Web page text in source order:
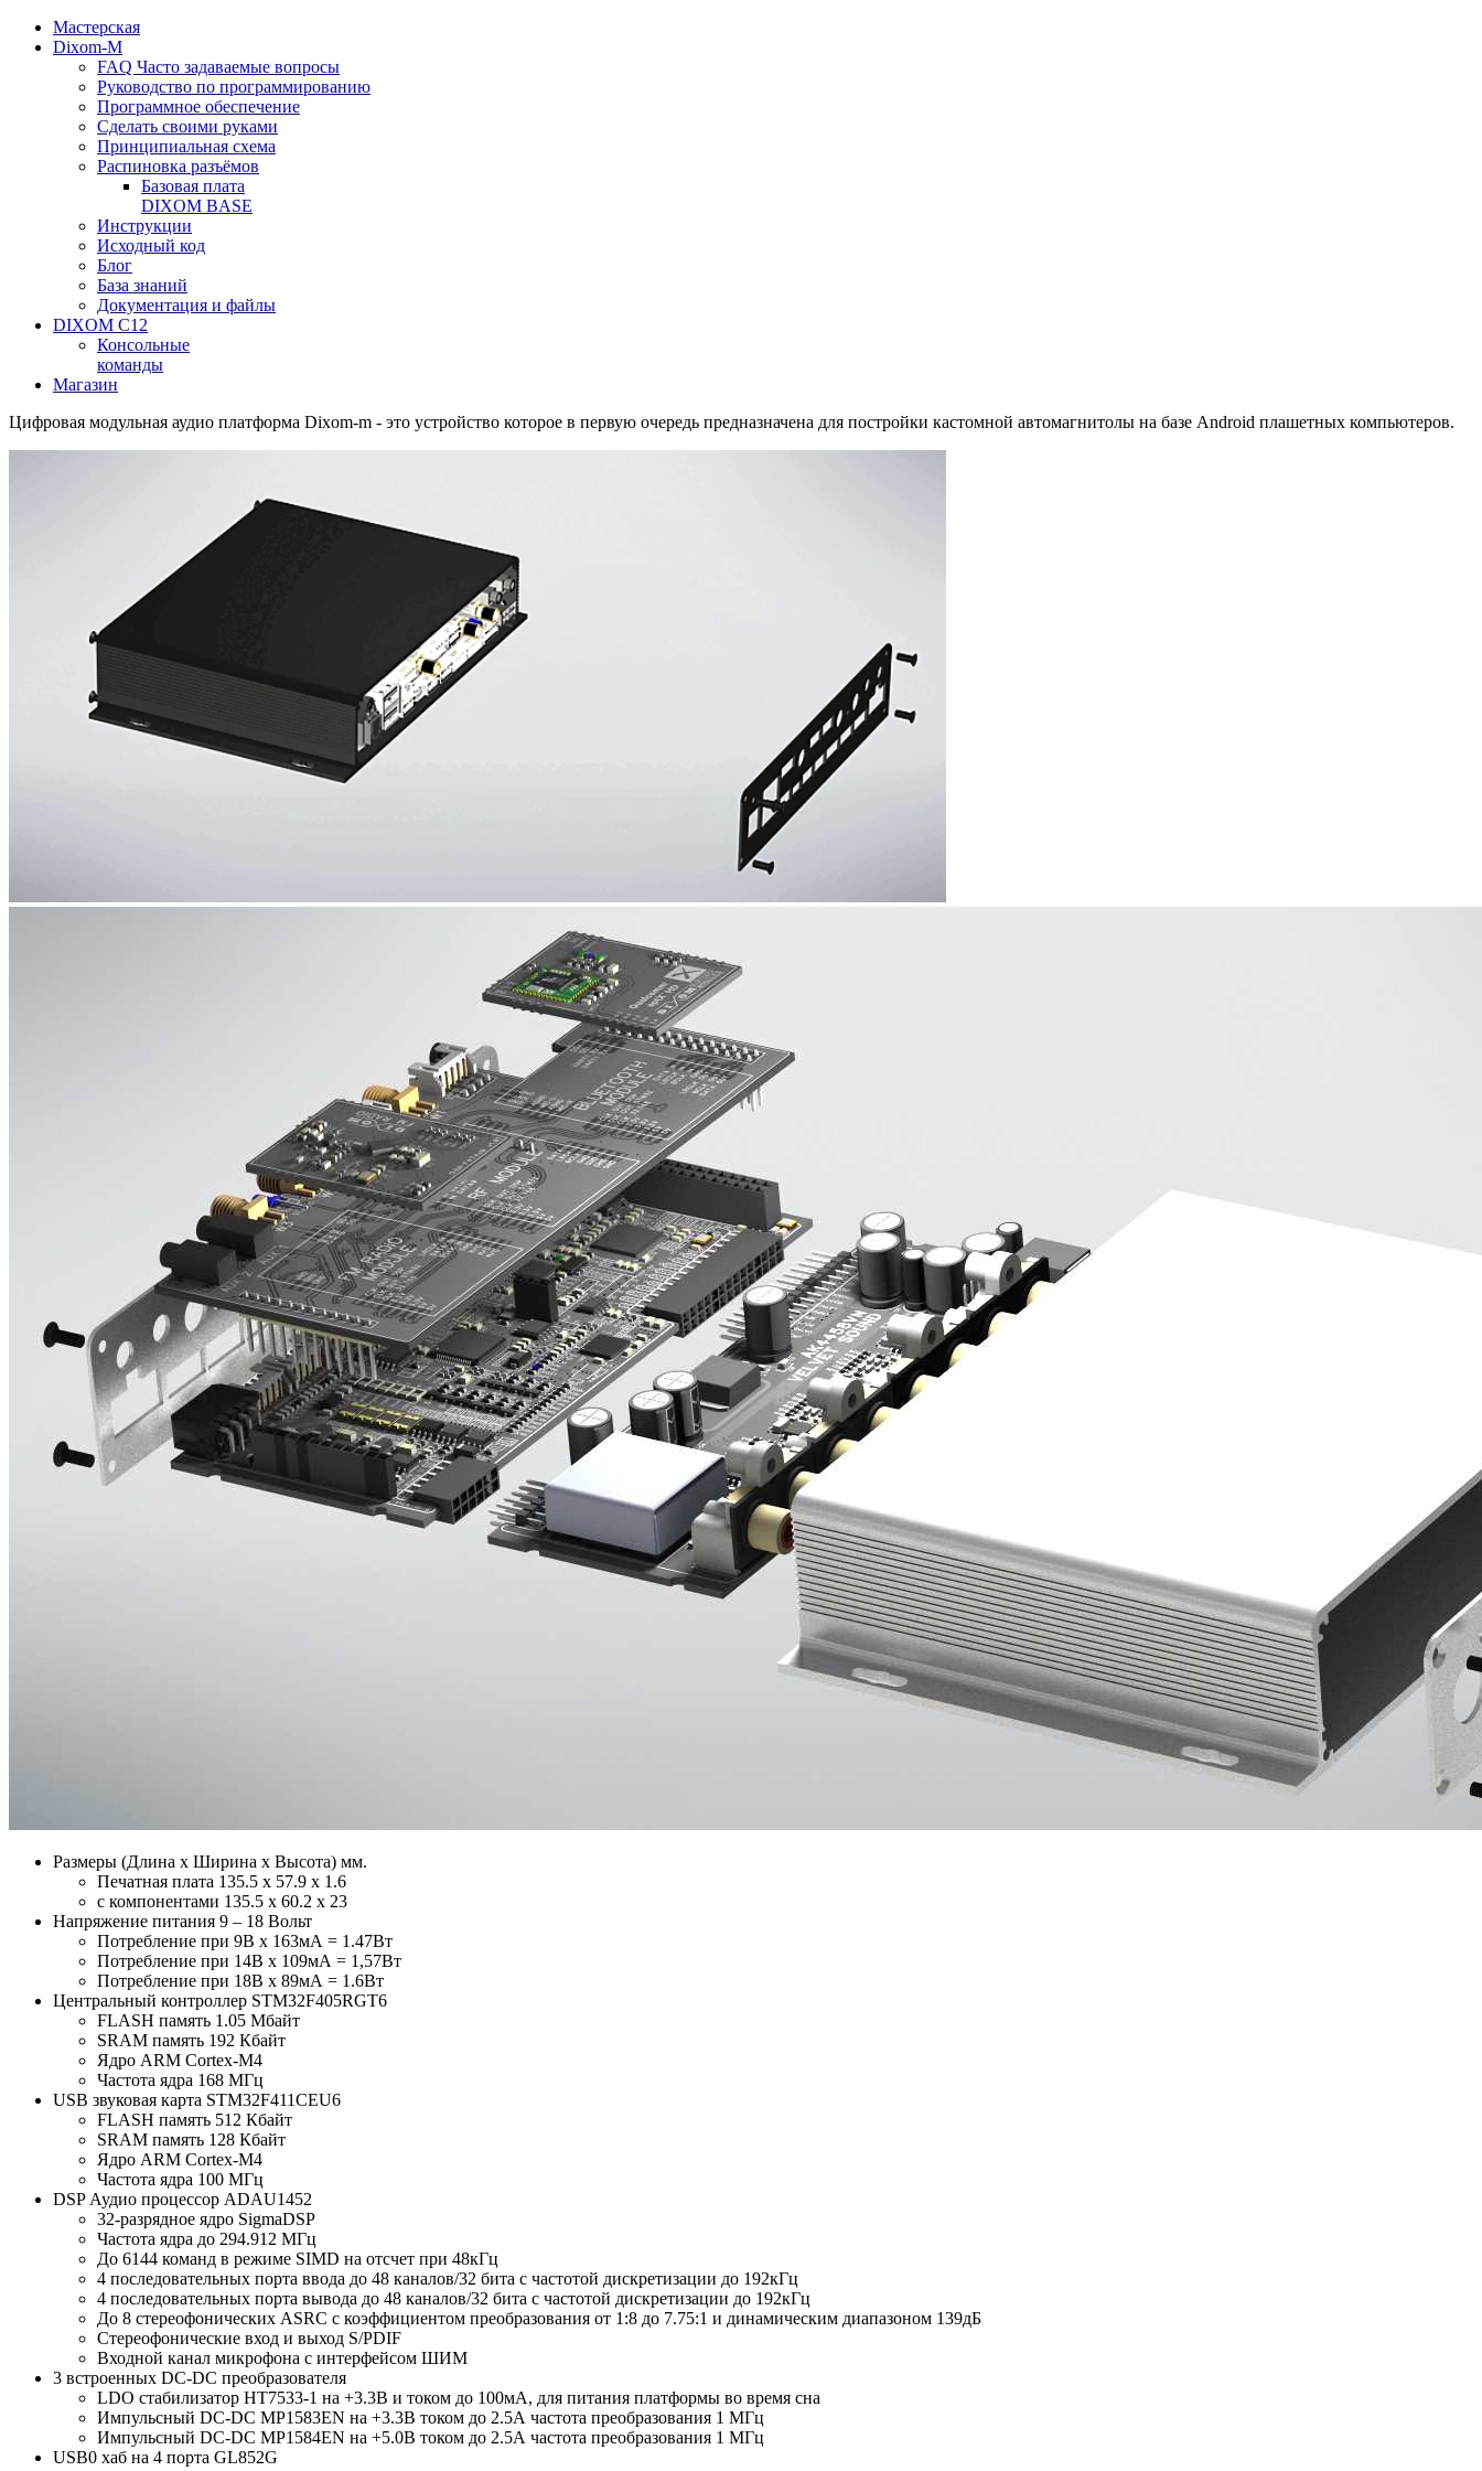
Мастерская
Dixom-M
FAQ Часто задаваемые вопросы
Руководство по программированию
Программное обеспечение
Сделать своими руками
Принципиальная схема
Распиновка разъёмов
Базовая плата
DIXOM BASE
Инструкции
Исходный код
Блог
База знаний
Документация и файлы
DIXOM C12
Консольные
команды
Магазин
Цифровая модульная аудио платформа Dixom-m - это устройство которое в первую очередь предназначена для постройки кастомной автомагнитолы на базе Android плашетных компьютеров.
Размеры (Длина х Ширина х Высота) мм.
Печатная плата 135.5 х 57.9 х 1.6
с компонентами 135.5 х 60.2 х 23
Напряжение питания 9 – 18 Вольт
Потребление при 9В х 163мА = 1.47Вт
Потребление при 14В х 109мА = 1,57Вт
Потребление при 18В х 89мА = 1.6Вт
Центральный контроллер STM32F405RGT6
FLASH память 1.05 Мбайт
SRAM память 192 Кбайт
Ядро ARM Cortex-M4
Частота ядра 168 МГц
USB звуковая карта STM32F411CEU6
FLASH память 512 Кбайт
SRAM память 128 Кбайт
Ядро ARM Cortex-M4
Частота ядра 100 МГц
DSP Аудио процессор ADAU1452
32-разрядное ядро SigmaDSP
Частота ядра до 294.912 МГц
До 6144 команд в режиме SIMD на отсчет при 48кГц
4 последовательных порта ввода до 48 каналов/32 бита с частотой дискретизации до 192кГц
4 последовательных порта вывода до 48 каналов/32 бита с частотой дискретизации до 192кГц
До 8 стереофонических ASRC с коэффициентом преобразования от 1:8 до 7.75:1 и динамическим диапазоном 139дБ
Стереофонические вход и выход S/PDIF
Входной канал микрофона с интерфейсом ШИМ
3 встроенных DC-DC преобразователя
LDO стабилизатор HT7533-1 на +3.3В и током до 100мА, для питания платформы во время сна
Импульсный DC-DC MP1583EN на +3.3В током до 2.5А частота преобразования 1 МГц
Импульсный DC-DC MP1584EN на +5.0В током до 2.5А частота преобразования 1 МГц
USB0 хаб на 4 порта GL852G